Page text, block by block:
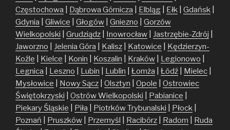
Częstochowa
Dąbrowa Górnicza Elbląg Ełk Gdańsk
Gdynia
Gliwice Głogów Gniezno
Gorzów
Wielkopolski
Grudziądz Inowrocław Jastrzębie-Zdrój
Jaworzno
Jelenia Góra Kalisz Katowice
Kędzierzyn-
Koźle
Kielce Konin Koszalin Kraków Legionowo
Legnica
Leszno Lubin Lublin Łomża Łódź Mielec
Mysłowice
Nowy Sącz Olsztyn Opole
Ostrowiec
Świętokrzyski
Ostrów Wielkopolski Pabianice
Piekary Śląskie
Piła Piotrków Trybunalski Płock
Poznań
Pruszków Przemyśl Racibórz Radom
Ruda